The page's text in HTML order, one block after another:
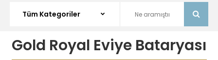
Gold Royal Eviye Bataryası